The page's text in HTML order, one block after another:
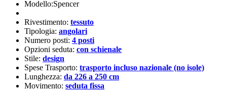
Modello:Spencer
Rivestimento: tessuto
Tipologia: angolari
Numero posti: 4 posti
Opzioni seduta: con schienale
Stile: design
Spese Trasporto: trasporto incluso nazionale (no isole)
Lunghezza: da 226 a 250 cm
Movimento: seduta fissa